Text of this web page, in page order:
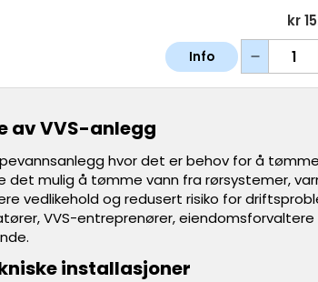
kr
Info
av VVS-anlegg
hvor det er behov for å
det mulig å tømme vann fra rørsystemer,
vedlikehold og redusert risiko for
VVS-entreprenører, eiendomsforvaltere
installasjoner